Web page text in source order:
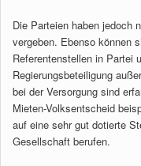
Die Parteien haben jedoch
vergeben. Ebenso können
Referentenstellen in Partei
Regierungsbeteiligung
bei der Versorgung sind
Mieten-Volksentscheid
auf eine sehr gut dotierte
Gesellschaft berufen.